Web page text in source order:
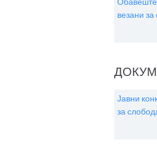
везани
Јавни
за